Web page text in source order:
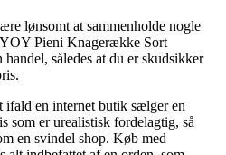
lønsomt at sammenholde nogle
Pieni Knagerække Sort
således at du er skudsikker
ifald en internet butik sælger en
som er urealistisk fordelagtig, så
en svindel shop. Køb med